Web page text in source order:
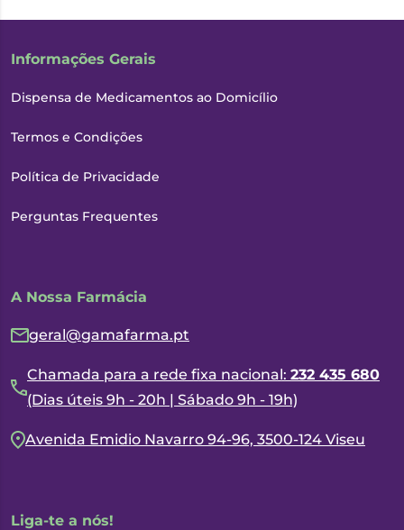
Informações Gerais
Dispensa de Medicamentos ao Domicílio
Termos e Condições
Política de Privacidade
Perguntas Frequentes
A Nossa Farmácia
geral@gamafarma.pt
Chamada para a rede fixa nacional: 232 435 680
(Dias úteis 9h - 20h | Sábado 9h - 19h)
Avenida Emidio Navarro 94-96, 3500-124 Viseu
Liga-te a nós!